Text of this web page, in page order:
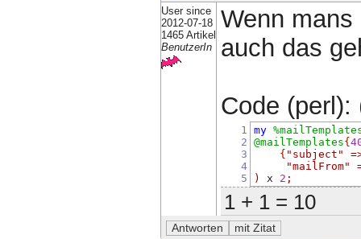
User since
2012-07-18
1465 Artikel
BenutzerIn
Wenn
auch das
Code (perl):
1
2
3
4
5
my
@mailTemplates{
{ "subject"
"mailFrom"
)
x 2 ;
1 + 1 = 10